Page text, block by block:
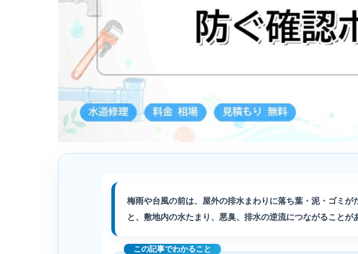
梅雨や台風の前は、屋外の排水まわりに落ち葉・泥・ゴミ
と、敷地内の水たまり、悪臭、排水の逆流につながることが